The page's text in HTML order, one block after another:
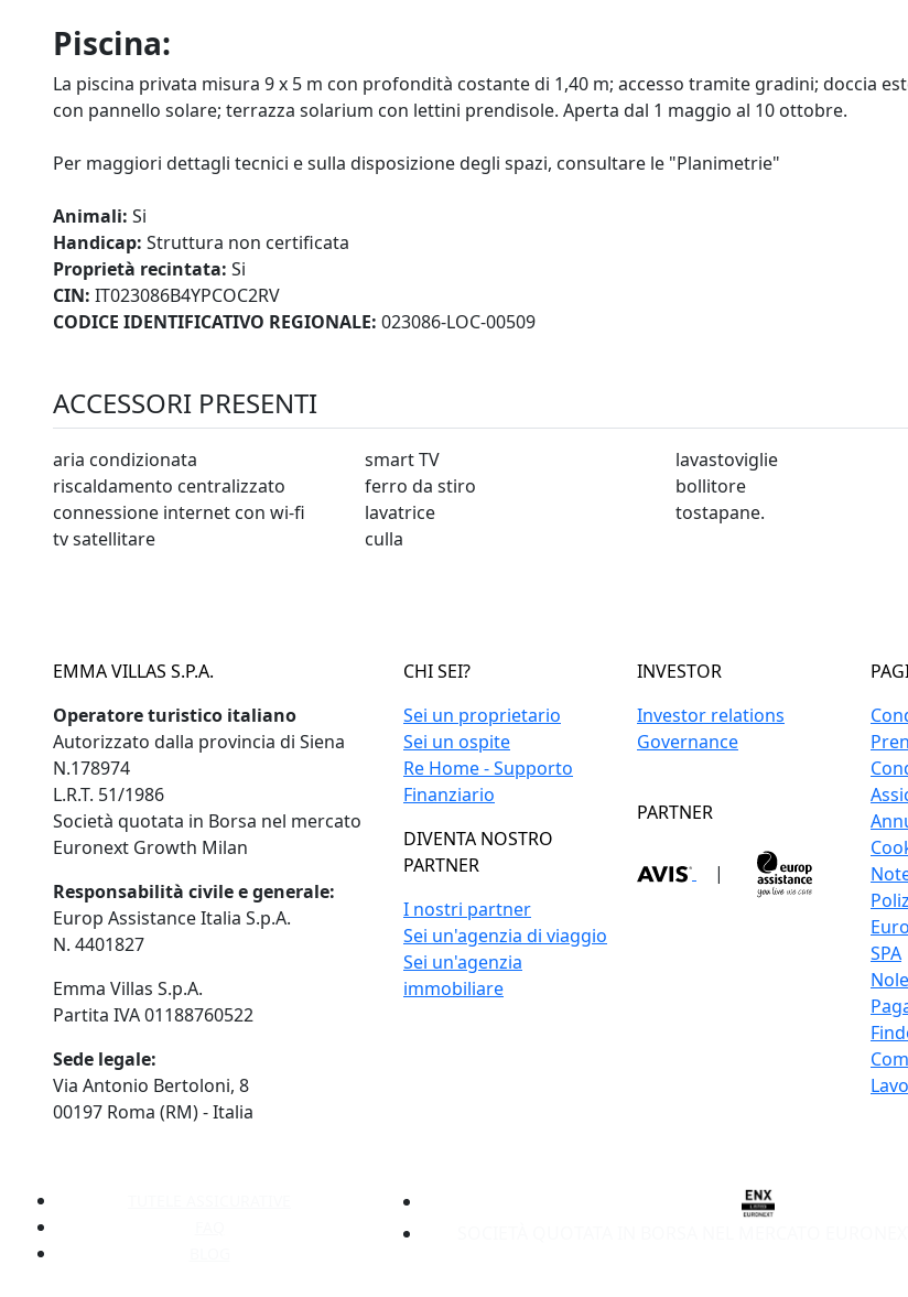
Piscina:
La piscina privata misura 9 x 5 m con profondità costante di 1,40 m; accesso tramite gradini; doccia
con pannello solare; terrazza solarium con lettini prendisole. Aperta dal 1 maggio al 10 ottobre.
Per maggiori dettagli tecnici e sulla disposizione degli spazi, consultare le "Planimetrie"
Animali: Si
Handicap: Struttura non certificata
Proprietà recintata: Si
CIN: IT023086B4YPCOC2RV
CODICE IDENTIFICATIVO REGIONALE: 023086-LOC-00509
ACCESSORI PRESENTI
aria condizionata
riscaldamento centralizzato
connessione internet con wi-fi
tv satellitare
smart TV
ferro da stiro
lavatrice
culla
lavastoviglie
bollitore
tostapane.
EMMA VILLAS S.P.A.
Operatore turistico italiano
Autorizzato dalla provincia di Siena
N.178974
L.R.T. 51/1986
Società quotata in Borsa nel mercato
Euronext Growth Milan
Responsabilità civile e generale:
Europ Assistance Italia S.p.A.
N. 4401827
Emma Villas S.p.A.
Partita IVA 01188760522
Sede legale:
Via Antonio Bertoloni, 8
00197 Roma (RM) - Italia
CHI SEI?
Sei un proprietario
Sei un ospite
Re Home - Supporto
Finanziario
DIVENTA NOSTRO
PARTNER
I nostri partner
Sei un'agenzia di viaggio
Sei un'agenzia
immobiliare
INVESTOR
Investor relations
Governance
PARTNER
|
SPA